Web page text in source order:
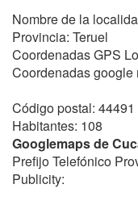
Nombre de la
Provincia: Teruel
Coordenadas GPS
Coordenadas google
Código postal: 44491
Habitantes: 108
Googlemaps de
Prefijo Telefónico
Publicity: